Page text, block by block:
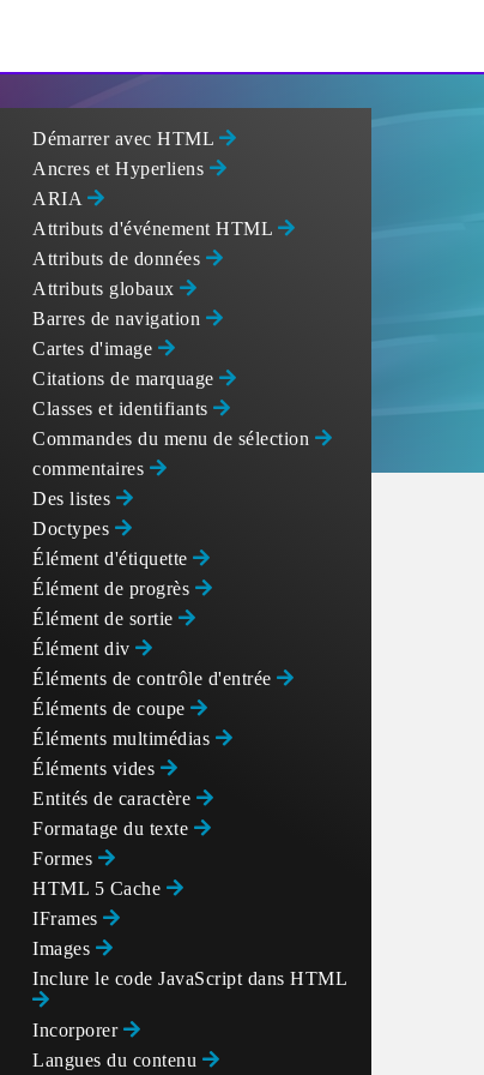
Démarrer avec HTML
Ancres et Hyperliens
ARIA
Attributs d'événement HTML
Attributs de données
Attributs globaux
Barres de navigation
Cartes d'image
Citations de marquage
Classes et identifiants
Commandes du menu de sélection
commentaires
Des listes
Doctypes
Élément d'étiquette
Élément de progrès
Élément de sortie
Élément div
Éléments de contrôle d'entrée
Éléments de coupe
Éléments multimédias
Éléments vides
Entités de caractère
Formatage du texte
Formes
HTML 5 Cache
IFrames
Images
Inclure le code JavaScript dans HTML
Incorporer
Langues du contenu